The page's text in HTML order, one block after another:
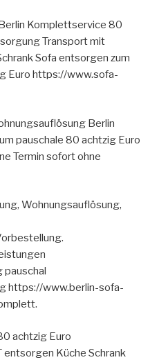
Komplettservice 80
Transport mit
Sofa entsorgen zum
Euro https://www.sofa-
Berlin
pauschale 80 achtzig Euro
Termin sofort ohne
Wohnungsauflösung,
pauschal
https://www.berlin-sofa-
achtzig Euro
Küche Schrank